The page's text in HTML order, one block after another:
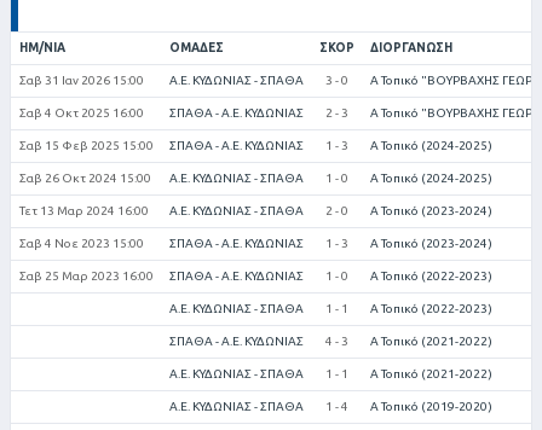
ΗΜ/ΝΊΑ ΟΜΆΔΕΣ ΣΚΟΡ ΔΙΟΡΓΆΝΩΣΗ
Σαβ 31 Ιαν 2026 15:00 Α.Ε. ΚΥΔΩΝΙΑΣ - ΣΠΑΘΑ 3 - 0 Α Τοπικό "ΒΟΥΡΒΑΧΗΣ
Σαβ 4 Οκτ 2025 16:00 ΣΠΑΘΑ - Α.Ε. ΚΥΔΩΝΙΑΣ 2 - 3 Α Τοπικό "ΒΟΥΡΒΑΧΗΣ
Σαβ 15 Φεβ 2025 15:00 ΣΠΑΘΑ - Α.Ε. ΚΥΔΩΝΙΑΣ 1 - 3 Α Τοπικό (2024-2025)
Σαβ 26 Οκτ 2024 15:00 Α.Ε. ΚΥΔΩΝΙΑΣ - ΣΠΑΘΑ 1 - 0 Α Τοπικό (2024-2025)
Τετ 13 Μαρ 2024 16:00 Α.Ε. ΚΥΔΩΝΙΑΣ - ΣΠΑΘΑ 2 - 0 Α Τοπικό (2023-2024)
Σαβ 4 Νοε 2023 15:00 ΣΠΑΘΑ - Α.Ε. ΚΥΔΩΝΙΑΣ 1 - 3 Α Τοπικό (2023-2024)
Σαβ 25 Μαρ 2023 16:00 ΣΠΑΘΑ - Α.Ε. ΚΥΔΩΝΙΑΣ 1 - 0 Α Τοπικό (2022-2023)
Α.Ε. ΚΥΔΩΝΙΑΣ - ΣΠΑΘΑ 1 - 1 Α Τοπικό (2022-2023)
ΣΠΑΘΑ - Α.Ε. ΚΥΔΩΝΙΑΣ 4 - 3 Α Τοπικό (2021-2022)
Α.Ε. ΚΥΔΩΝΙΑΣ - ΣΠΑΘΑ 1 - 1 Α Τοπικό (2021-2022)
Α.Ε. ΚΥΔΩΝΙΑΣ - ΣΠΑΘΑ 1 - 4 Α Τοπικό (2019-2020)